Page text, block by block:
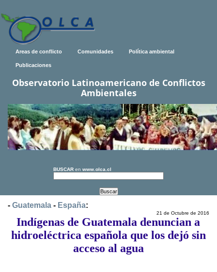
Areas de conflicto Comunidades Política ambiental
Publicaciones
Observatorio Latinoamericano de Conflictos
Ambientales
BUSCAR en www.olca.cl
- Guatemala - España:
21 de Octubre de 2016
Indígenas de Guatemala denuncian a
hidroeléctrica española que los dejó sin
acceso al agua